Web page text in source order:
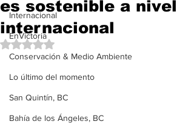
Internacional
EnVictoria
Conservación & Medio Ambiente
Lo último del momento
San Quintín, BC
Bahía de los Ángeles, BC
es sostenible a nivel
internacional
Obtuvo NaN de 5 estrellas.